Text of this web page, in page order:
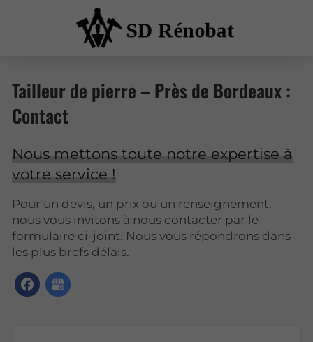
Tailleur de pierre – Près de Bordeaux :
Contact
Nous mettons toute notre expertise à
votre service !
Pour un devis, un prix ou un renseignement,
nous vous invitons à nous contacter par le
formulaire ci-joint. Nous vous répondrons dans
les plus brefs délais.